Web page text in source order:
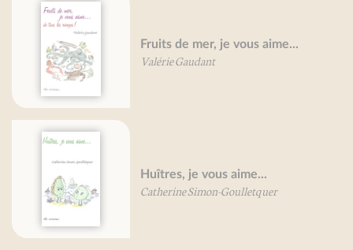
Fruits de mer, je vous aime...
Valérie Gaudant
Huîtres, je vous aime...
Catherine Simon-Goulletquer